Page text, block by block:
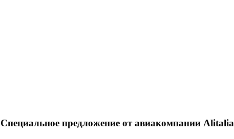
предложение от авиакомпании Alitalia